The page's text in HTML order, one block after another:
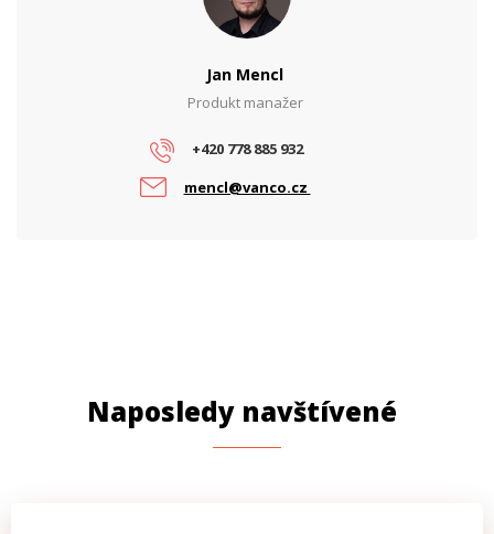
Jan Mencl
Produkt manažer
+420 778 885 932
mencl@vanco.cz
Naposledy navštívené